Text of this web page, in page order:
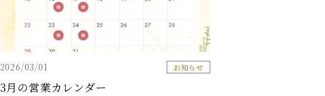
2026/03/01 お知らせ
3月の営業カレンダー